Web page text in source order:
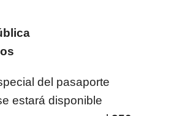
del pasaporte
estará disponible